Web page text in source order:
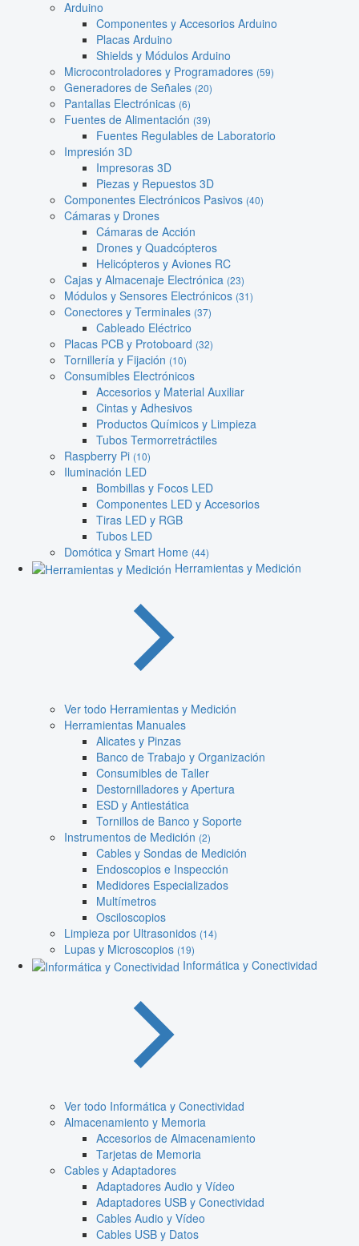
Arduino
Componentes y Accesorios Arduino
Placas Arduino
Shields y Módulos Arduino
Microcontroladores y Programadores (59)
Generadores de Señales (20)
Pantallas Electrónicas (6)
Fuentes de Alimentación (39)
Fuentes Regulables de Laboratorio
Impresión 3D
Impresoras 3D
Piezas y Repuestos 3D
Componentes Electrónicos Pasivos (40)
Cámaras y Drones
Cámaras de Acción
Drones y Quadcópteros
Helicópteros y Aviones RC
Cajas y Almacenaje Electrónica (23)
Módulos y Sensores Electrónicos (31)
Conectores y Terminales (37)
Cableado Eléctrico
Placas PCB y Protoboard (32)
Tornillería y Fijación (10)
Consumibles Electrónicos
Accesorios y Material Auxiliar
Cintas y Adhesivos
Productos Químicos y Limpieza
Tubos Termorretráctiles
Raspberry Pi (10)
Iluminación LED
Bombillas y Focos LED
Componentes LED y Accesorios
Tiras LED y RGB
Tubos LED
Domótica y Smart Home (44)
Herramientas y Medición
Ver todo Herramientas y Medición
Herramientas Manuales
Alicates y Pinzas
Banco de Trabajo y Organización
Consumibles de Taller
Destornilladores y Apertura
ESD y Antiestática
Tornillos de Banco y Soporte
Instrumentos de Medición (2)
Cables y Sondas de Medición
Endoscopios e Inspección
Medidores Especializados
Multímetros
Osciloscopios
Limpieza por Ultrasonidos (14)
Lupas y Microscopios (19)
Informática y Conectividad
Ver todo Informática y Conectividad
Almacenamiento y Memoria
Accesorios de Almacenamiento
Tarjetas de Memoria
Cables y Adaptadores
Adaptadores Audio y Vídeo
Adaptadores USB y Conectividad
Cables Audio y Vídeo
Cables USB y Datos